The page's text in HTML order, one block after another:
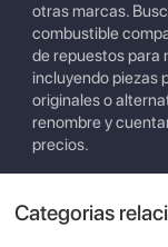
otras marcas.
combustible
de repuestos para
incluyendo piezas
originales o
renombre y
precios.
Categorias